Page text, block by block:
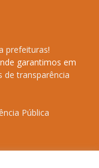
prefeituras!
garantimos em
de transparência
Pública